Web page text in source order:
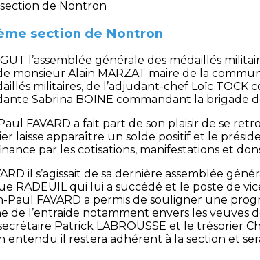
section de Nontron
l’assemblée générale des médaillés
monsieur Alain MARZAT maire de la
militaires, de l’adjudant-chef Loïc
Sabrina BOINE commandant la brigade
FAVARD a fait part de son plaisir de se
laisse apparaître un solde positif et le
par les cotisations, manifestations et
il s’agissait de sa dernière assemblée
RADEUIL qui lui a succédé et le poste de
Paul FAVARD a permis de souligner une
de l’entraide notamment envers les veuves
Patrick LABROUSSE et le trésorier
il restera adhérent à la section et